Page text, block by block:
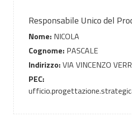
Responsabile Unico del
Nome:NICOLA
Cognome:PASCALE
Indirizzo:VIA VINCENZO
PEC: